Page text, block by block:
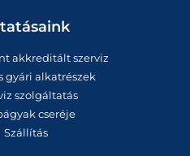
akkreditált szerviz
gyári alkatrészek
szolgáltatás
cseréje
Szállítás